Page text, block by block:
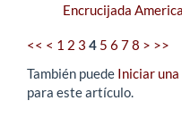
Encrucijada
<< < 1 2 3 4 5 6 78 > >>
También puede Iniciar
para este artículo.